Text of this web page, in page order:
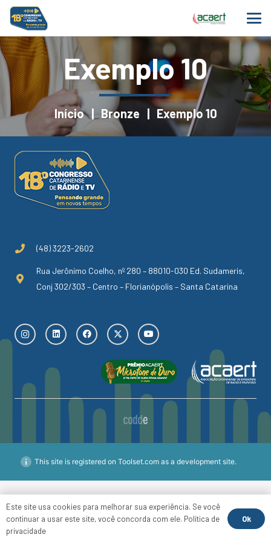
Exemplo 10
Início | Bronze | Exemplo 10
(48) 3223-2602
Rua Jerônimo Coelho, nº 280 – 88010-030 Ed. Sudameris,
Conj 302/303 – Centro – Florianópolis – Santa Catarina
Este site usa cookies para melhorar sua experiência. Se você
continuar a usar este site, você concorda com ele. Política de
privacidade
Ok
This site is registered on Toolset.com as a development site.